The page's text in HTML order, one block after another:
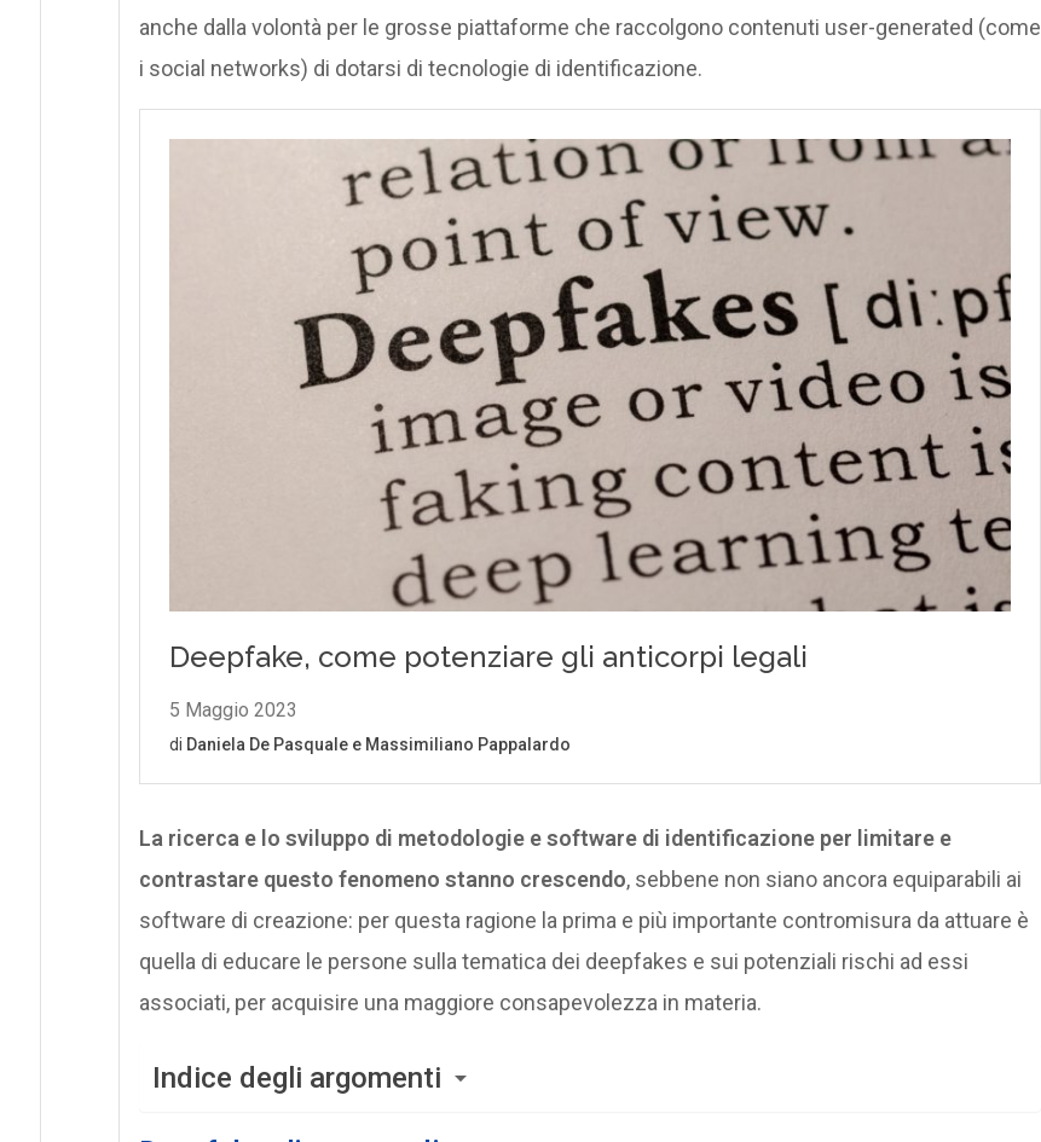
anche dalla volontà per le grosse piattaforme che raccolgono contenuti user-generated (come
i social networks) di dotarsi di tecnologie di identificazione.
La ricerca e lo sviluppo di metodologie e software di identificazione per limitare e
contrastare questo fenomeno stanno crescendo, sebbene non siano ancora equiparabili ai
software di creazione: per questa ragione la prima e più importante contromisura da attuare è
quella di educare le persone sulla tematica dei deepfakes e sui potenziali rischi ad essi
associati, per acquisire una maggiore consapevolezza in materia.
Indice degli argomenti